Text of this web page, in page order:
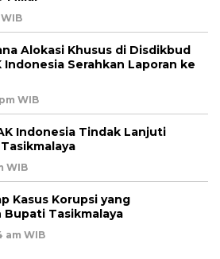
Alokasi Khusus di Disdikbud
Indonesia Serahkan Laporan ke
WIB
Indonesia Tindak Lanjuti
WIB
Kasus Korupsi yang
Tasikmalaya
am WIB